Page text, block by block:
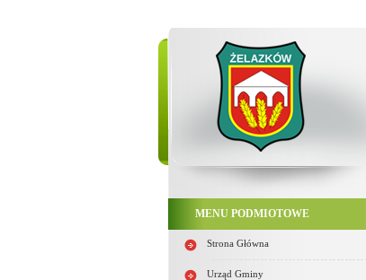
MENU PODMIOTOWE
Strona Główna
Urząd Gminy